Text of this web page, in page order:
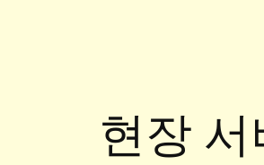
현장 서